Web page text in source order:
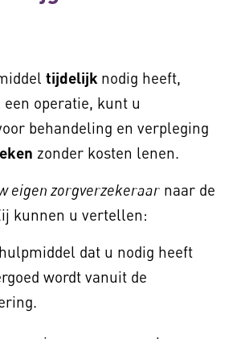
tijdelijk nodig heeft,
operatie, kunt u
behandeling en verpleging
zonder kosten lenen.
eigen zorgverzekeraar naar de
kunnen u vertellen:
dat u nodig heeft
wordt vanuit de